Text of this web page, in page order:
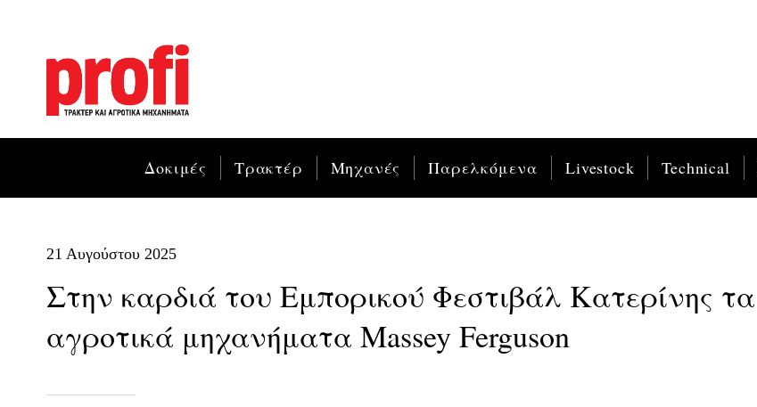
Δοκιμές Τρακτέρ Μηχανές Παρελκόμενα Livestock Technical
21 Αυγούστου 2025
Στην καρδιά του Εμπορικού Φεστιβάλ Κατερίνης τα
αγροτικά μηχανήματα Massey Ferguson